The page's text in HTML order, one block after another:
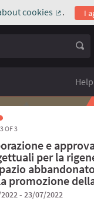
cookies
. I
Help
OF 3
e
per la
promozione
- 23/07/2022